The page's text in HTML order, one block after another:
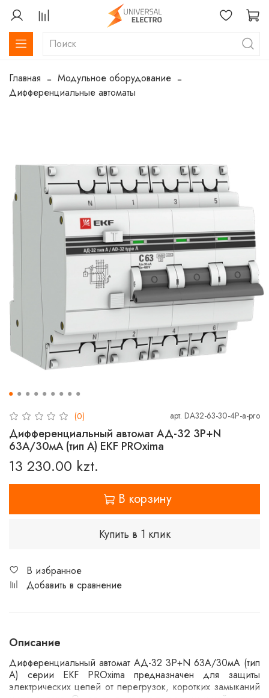
Главная
Модульное оборудование
Дифференциальные автоматы
(0) арт. DA32-63-30-4P-a-pro
Дифференциальный автомат АД-32 3P+N
63А/30мА (тип А) EKF PROxima
13 230.00 kzt.
В корзину
Купить в 1 клик
В избранное
Добавить в сравнение
Описание
Дифференциальный автомат АД-32 3P+N 63А/30мА (тип
А) серии EKF PROxima предназначен для защиты
электрических цепей от перегрузок, коротких замыканий